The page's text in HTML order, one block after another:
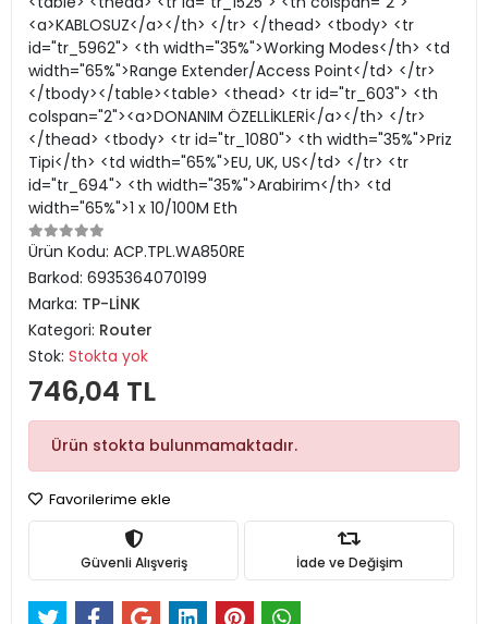
<a>KABLOSUZ</a></th> </tr> </thead> <tbody> <tr
id="tr_5962"> <th width="35%">Working Modes</th> <td
width="65%">Range Extender/Access Point</td> </tr>
</tbody></table><table> <thead> <tr id="tr_603"> <th
colspan="2"><a>DONANIM ÖZELLİKLERİ</a></th> </tr>
</thead> <tbody> <tr id="tr_1080"> <th width="35%">Priz
Tipi</th> <td width="65%">EU, UK, US</td> </tr> <tr
id="tr_694"> <th width="35%">Arabirim</th> <td
width="65%">1 x 10/100M Eth
Ürün Kodu: ACP.TPL.WA850RE
Barkod: 6935364070199
Marka: TP-LİNK
Kategori: Router
Stok: Stokta yok
746,04 TL
Ürün stokta bulunmamaktadır.
Favorilerime ekle
Güvenli Alışveriş İade ve Değişim